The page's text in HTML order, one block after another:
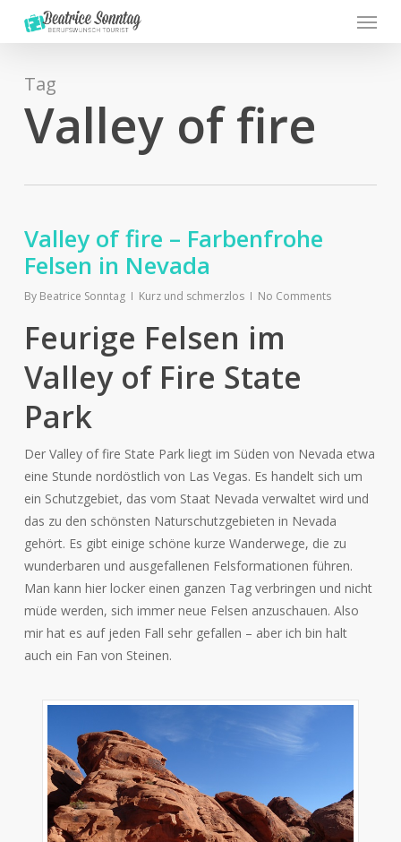
content
Menu
Tag
Valley of fire
Valley of fire – Farbenfrohe
Felsen in Nevada
By Beatrice Sonntag Kurz und schmerzlos No Comments
Feurige Felsen im
Valley of Fire State
Park
Der Valley of fire State Park liegt im Süden von Nevada etwa
eine Stunde nordöstlich von Las Vegas. Es handelt sich um
ein Schutzgebiet, das vom Staat Nevada verwaltet wird und
das zu den schönsten Naturschutzgebieten in Nevada
gehört. Es gibt einige schöne kurze Wanderwege, die zu
wunderbaren und ausgefallenen Felsformationen führen.
Man kann hier locker einen ganzen Tag verbringen und nicht
müde werden, sich immer neue Felsen anzuschauen. Also
mir hat es auf jeden Fall sehr gefallen – aber ich bin halt
auch ein Fan von Steinen.